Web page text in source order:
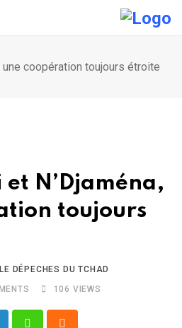
une coopération toujours étroite
N’Djaména,
toujours
DÉPECHES DU TCHAD
106 VIEWS